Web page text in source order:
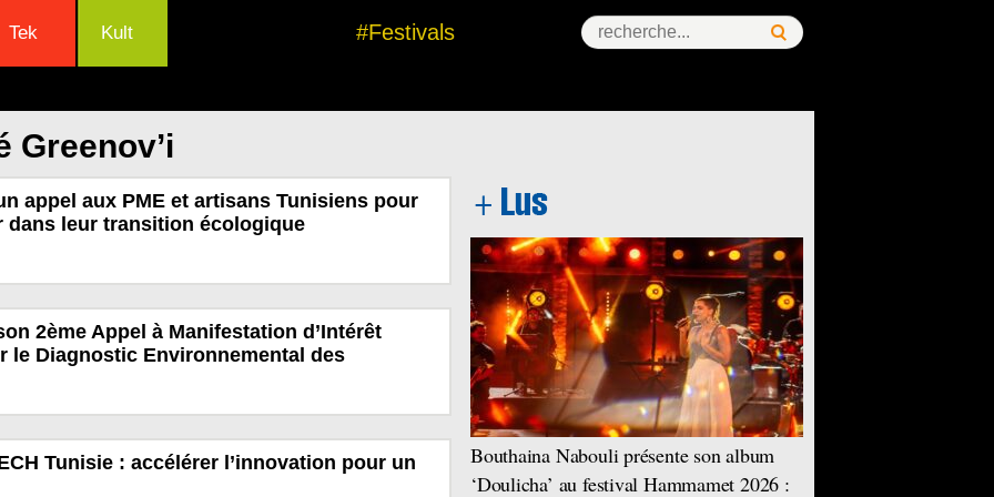
Tek Kult #Festivals
Greenov’i
appel aux PME et artisans Tunisiens pour
dans leur transition écologique
2ème Appel à Manifestation d’Intérêt
le Diagnostic Environnemental des
Tunisie : accélérer l’innovation pour un
Bouthaina Nabouli présente son album
‘Doulicha’ au festival Hammamet 2026 :